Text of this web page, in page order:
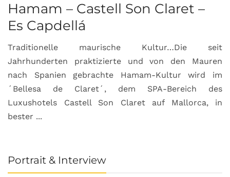
Hamam – Castell Son Claret –
Es Capdellá
Traditionelle maurische Kultur…Die seit
Jahrhunderten praktizierte und von den Mauren
nach Spanien gebrachte Hamam-Kultur wird im
´Bellesa de Claret´, dem SPA-Bereich des
Luxushotels Castell Son Claret auf Mallorca, in
bester ...
Portrait & Interview